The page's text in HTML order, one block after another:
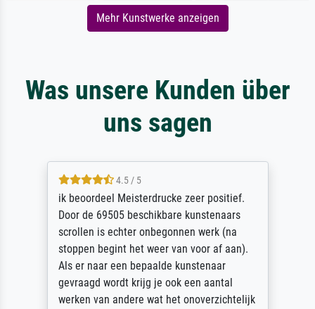
Mehr Kunstwerke anzeigen
Was unsere Kunden über
uns sagen
4.5 / 5
ik beoordeel Meisterdrucke zeer positief.
Door de 69505 beschikbare kunstenaars
scrollen is echter onbegonnen werk (na
stoppen begint het weer van voor af aan).
Als er naar een bepaalde kunstenaar
gevraagd wordt krijg je ook een aantal
werken van andere wat het onoverzichtelijk